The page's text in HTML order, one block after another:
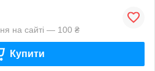
на сайті — 100 ₴
Купити